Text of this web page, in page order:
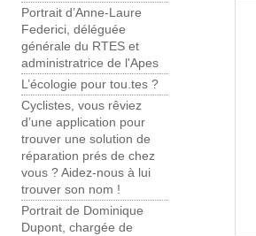
Portrait d’Anne-Laure
Federici, déléguée
générale du RTES et
administratrice de l'Apes
L’écologie pour tou.tes ?
Cyclistes, vous rêviez
d’une application pour
trouver une solution de
réparation prés de chez
vous ? Aidez-nous à lui
trouver son nom !
Portrait de Dominique
Dupont, chargée de